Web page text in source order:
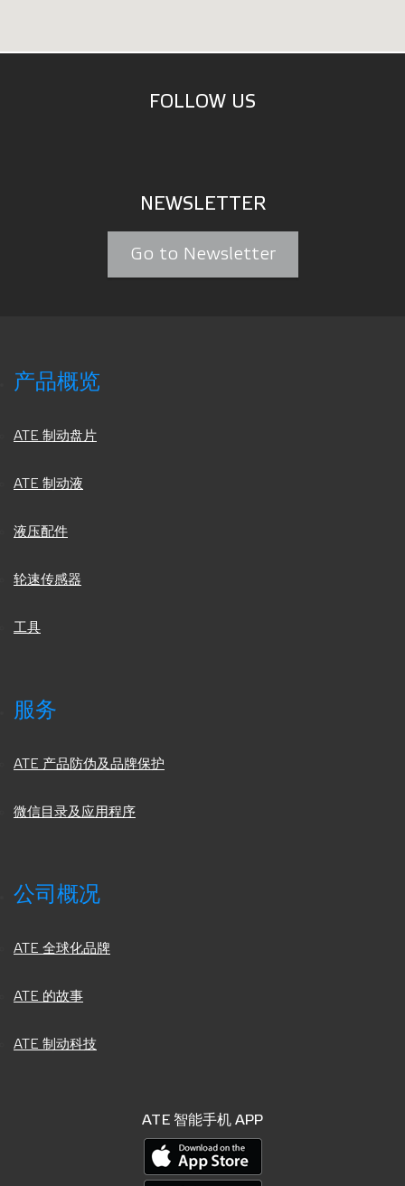
FOLLOW US
NEWSLETTER
Go to Newsletter
产品概览
ATE 制动盘片
ATE 制动液
液压配件
轮速传感器
工具
服务
ATE 产品防伪及品牌保护
微信目录及应用程序
公司概况
ATE 全球化品牌
ATE 的故事
ATE 制动科技
ATE 智能手机 APP